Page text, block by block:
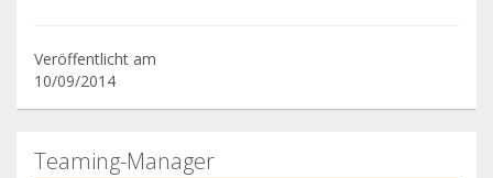
Veröffentlicht am
10/09/2014
Teaming-Manager